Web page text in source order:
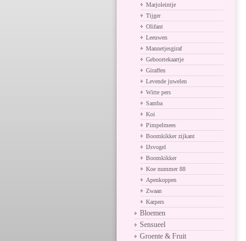
Marjoleintje
Tijger
Olifant
Leeuwen
Mannetjesgiraf
Geboortekaartje
Giraffen
Levende juwelen
Witte pers
Samba
Koi
Pimpelmees
Boomkikker zijkant
IJsvogel
Boomkikker
Koe nummer 88
Apenkoppen
Zwaan
Karpers
Bloemen
Sensueel
Groente & Fruit